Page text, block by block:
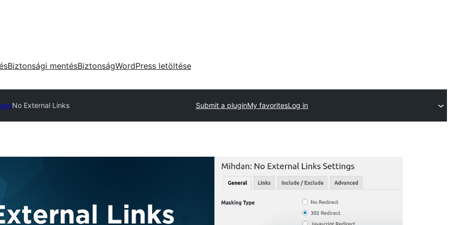
Biztonsági mentésBiztonságWordPress letöltése
No External Links Submit a pluginMy favoritesLog in